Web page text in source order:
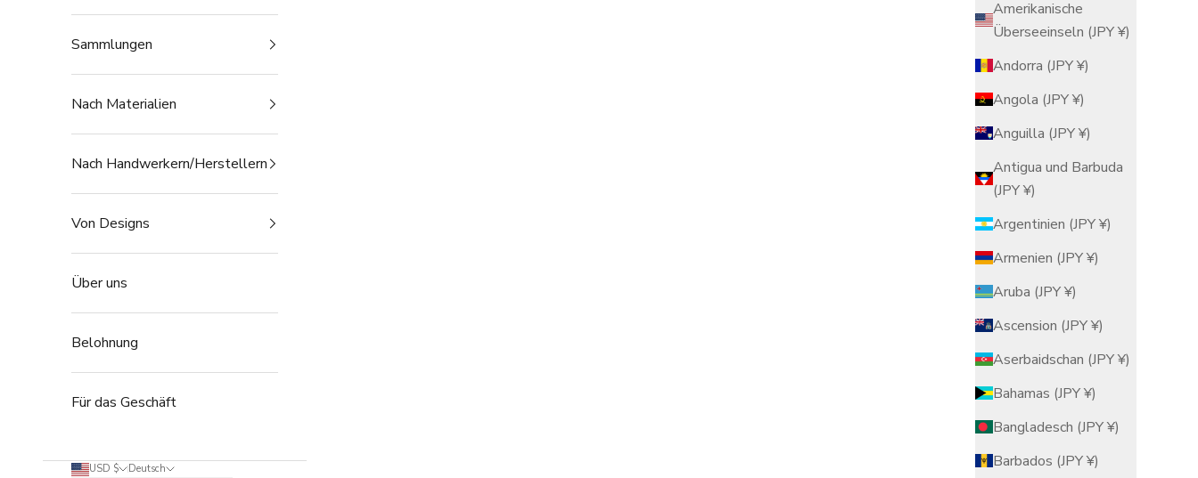
Amerikanische
Überseeinseln (JPY ¥)
Andorra (JPY ¥)
Angola (JPY ¥)
Anguilla (JPY ¥)
Antigua und Barbuda
(JPY ¥)
Argentinien (JPY ¥)
Armenien (JPY ¥)
Aruba (JPY ¥)
Ascension (JPY ¥)
Aserbaidschan (JPY ¥)
Bahamas (JPY ¥)
Bangladesch (JPY ¥)
Barbados (JPY ¥)
Sammlungen
Nach Materialien
Nach Handwerkern/Herstellern
Von Designs
Über uns
Belohnung
Für das Geschäft
USD $ Deutsch